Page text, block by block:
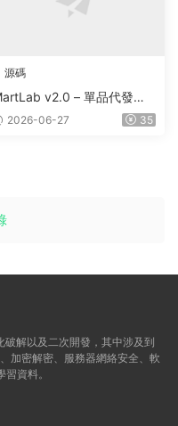
源碼
v2.0 – 單品代發貨
台
2026-06-27 35
解以及二次開發，其中涉及到
加密解密、服務器網絡安全、軟
資料。